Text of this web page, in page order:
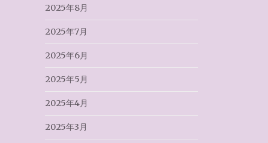
2025年8月
2025年7月
2025年6月
2025年5月
2025年4月
2025年3月